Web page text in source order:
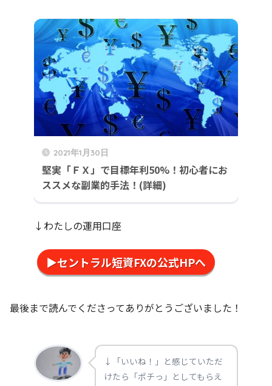
2021年1月30日
堅実「ＦＸ」で目標年利50%！初心者にお
ススメな副業的手法！(詳細)
↓わたしの運用口座
▶セントラル短資FXの公式HPへ
最後まで読んでくださってありがとうございました！
↓「いいね！」と感じていただ
けたら「ポチっ」としてもらえ